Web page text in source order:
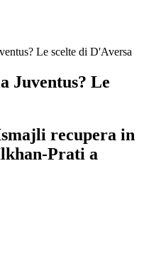
Le scelte di D'Aversa
Juventus? Le
recupera in
Prati a